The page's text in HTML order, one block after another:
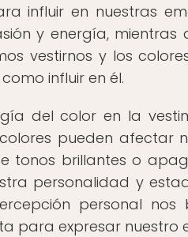
influir en nuestras
y energía,
vestirnos y los
influir en él.
del color en la
pueden afectar
tonos brillantes o
personalidad y
personal
para expresar nuestro